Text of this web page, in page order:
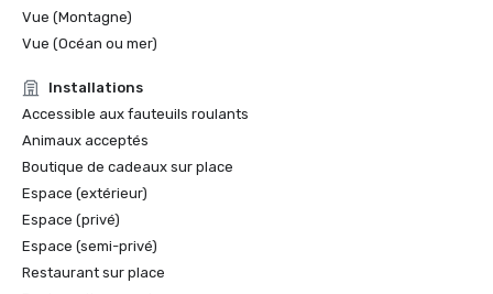
Classement par étoiles du Forbes Travel Guide 2021 —
Sense, A Rosewood Spa at Rosewood Miramar Beach a
consécutive
Classement des meilleurs hôtels 2021 du U.S. News &
World Report — A reçu la médaille d'or en plus d'être
nommé « Meilleur hôtel de Santa Barbara » et neuvième
dans la catégorie des « Meilleurs hôtels de Californie »
2020 :
Vue (Montagne)
Vue (Océan ou mer)
Installations
Accessible aux fauteuils roulants
Animaux acceptés
Boutique de cadeaux sur place
Espace (extérieur)
Espace (privé)
Espace (semi-privé)
Restaurant sur place